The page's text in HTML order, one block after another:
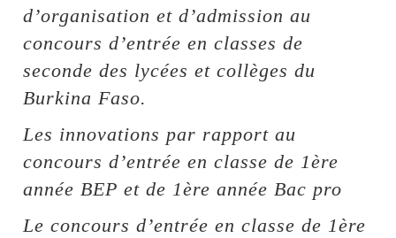
d’organisation et d’admission au
concours d’entrée en classes de
seconde des lycées et collèges du
Burkina Faso.
Les innovations par rapport au
concours d’entrée en classe de 1ère
année BEP et de 1ère année Bac pro
Le concours d’entrée en classe de 1ère